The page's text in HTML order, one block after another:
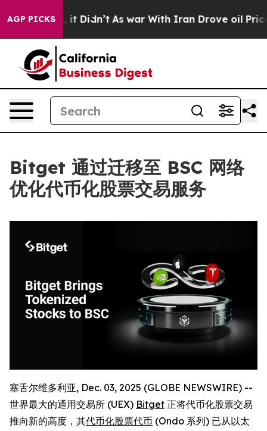
AGP PICKS
Well, it Didn’t As war With Iran Drove oil Prices
Bitget 通过迁移至 BSC 网络
优化代币化股票交易服务
塞舌尔维多利亚, Dec. 03, 2025 (GLOBE NEWSWIRE) --
世界最大的通用交易所 (UEX) Bitget 正将代币化股票交易
推向新的高度，其代币化股票代币 (Ondo 系列) 已从以太